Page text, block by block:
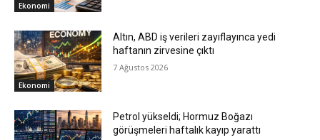
Ekonomi
Ekonomi
Altın, ABD iş verileri zayıflayınca yedi
haftanın zirvesine çıktı
7 Ağustos 2026
Petrol yükseldi; Hormuz Boğazı
görüşmeleri haftalık kayıp yarattı